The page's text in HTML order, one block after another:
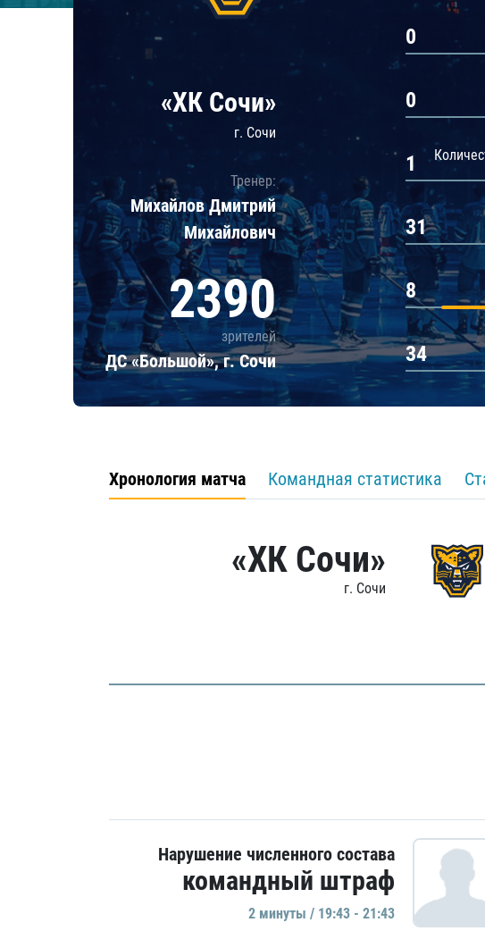
Локомотив
Шанхайские Драконы
Амур
«ХК Сочи»
г. Сочи
Тренер:
Михайлов Дмитрий
Михайлович
2390
зрителей
ДС «Большой», г. Сочи
0
0
1
31
8
34
Хронология матча Командная статистика
«ХК Сочи»
г. Сочи
Нарушение численного состава
командный штраф
2 минуты / 19:43 - 21:43